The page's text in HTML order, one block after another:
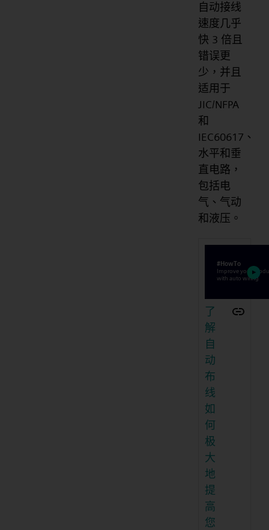
自动接线
速度几乎
快 3 倍且
错误更
少，并且
适用于
JIC/NFPA
和
IEC60617、
水平和垂
直电路，
包括电
气、气动
和液压。
了
解
自
动
布
线
如
何
极
大
地
提
高
您